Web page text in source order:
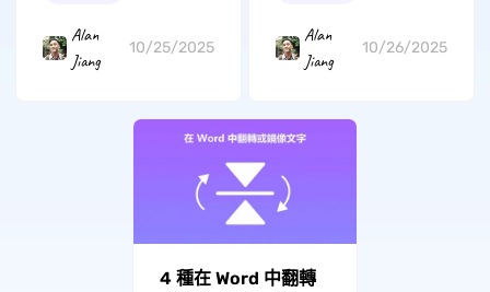
Alan
Jiang
10/25/2025
Alan
Jiang
10/26/2025
4 種在 Word 中翻轉